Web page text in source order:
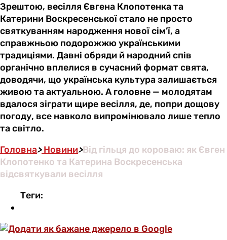
Зрештою, весілля Євгена Клопотенка та
Катерини Воскресенської стало не просто
святкуванням народження нової сім’ї, а
справжньою подорожжю українськими
традиціями. Давні обряди й народний спів
органічно вплелися в сучасний формат свята,
доводячи, що українська культура залишається
живою та актуальною. А головне — молодятам
вдалося зіграти щире весілля, де, попри дощову
погоду, все навколо випромінювало лише тепло
та світло.
Головна>Новини>Від гільця до короваю: як Євген
Клопотенко та Катерина Воскресенська
відсвяткували весілля
Теги: